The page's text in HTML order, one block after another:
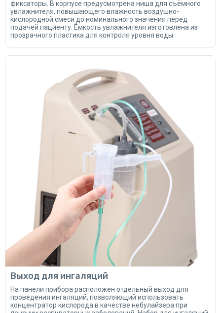
фиксаторы. В корпусе предусмотрена ниша для съёмного
увлажнителя, повышающего влажность воздушно-
кислородной смеси до номинального значения перед
подачей пациенту. Ёмкость увлажнителя изготовлена из
прозрачного пластика для контроля уровня воды.
Выход для ингаляций
На панели прибора расположен отдельный выход для
проведения ингаляций, позволяющий использовать
концентратор кислорода в качестве небулайзера при